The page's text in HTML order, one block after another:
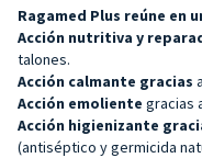
Ragamed Plus reúne en
Acción nutritiva y
talones.
Acción calmante gracias
Acción emoliente gracias
Acción higienizante
(antiséptico y germicida